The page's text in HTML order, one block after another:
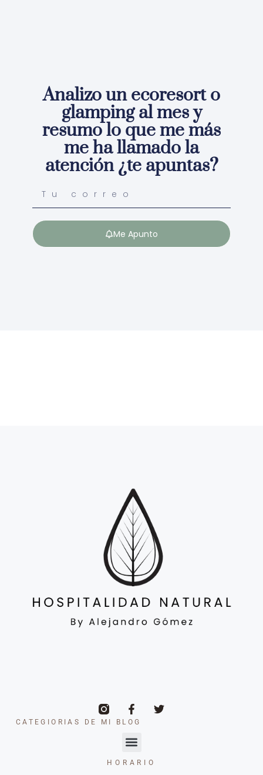
Analizo un ecoresort o
glamping al mes y
resumo lo que me más
me ha llamado la
atención ¿te apuntas?
Me Apunto
CATEGIORIAS DE MI BLOG
HORARIO